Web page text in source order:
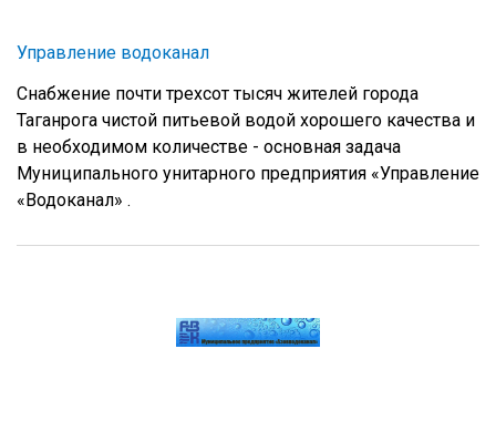
Управление водоканал
Снабжение почти трехсот тысяч жителей города
Таганрога чистой питьевой водой хорошего качества и
в необходимом количестве - основная задача
Муниципального унитарного предприятия «Управление
«Водоканал» .